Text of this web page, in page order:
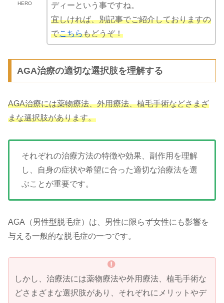
HERO
ディーという事ですね。
宜しければ、別記事でご紹介しておりますの
でこちらもどうぞ！
AGA治療の適切な選択肢を理解する
AGA治療には薬物療法、外用療法、植毛手術などさまざ
まな選択肢があります。
それぞれの治療方法の特徴や効果、副作用を理解
し、自身の症状や希望に合った適切な治療法を選
ぶことが重要です。
AGA（男性型脱毛症）は、男性に限らず女性にも影響を
与える一般的な脱毛症の一つです。
しかし、治療法には薬物療法や外用療法、植毛手術な
どさまざまな選択肢があり、それぞれにメリットやデ